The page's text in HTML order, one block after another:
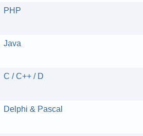
PHP
Java
C / C++ / D
Delphi & Pascal